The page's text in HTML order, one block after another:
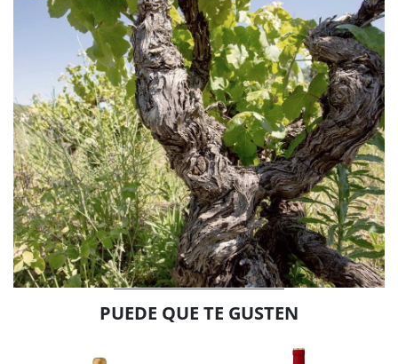
PUEDE QUE TE GUSTEN